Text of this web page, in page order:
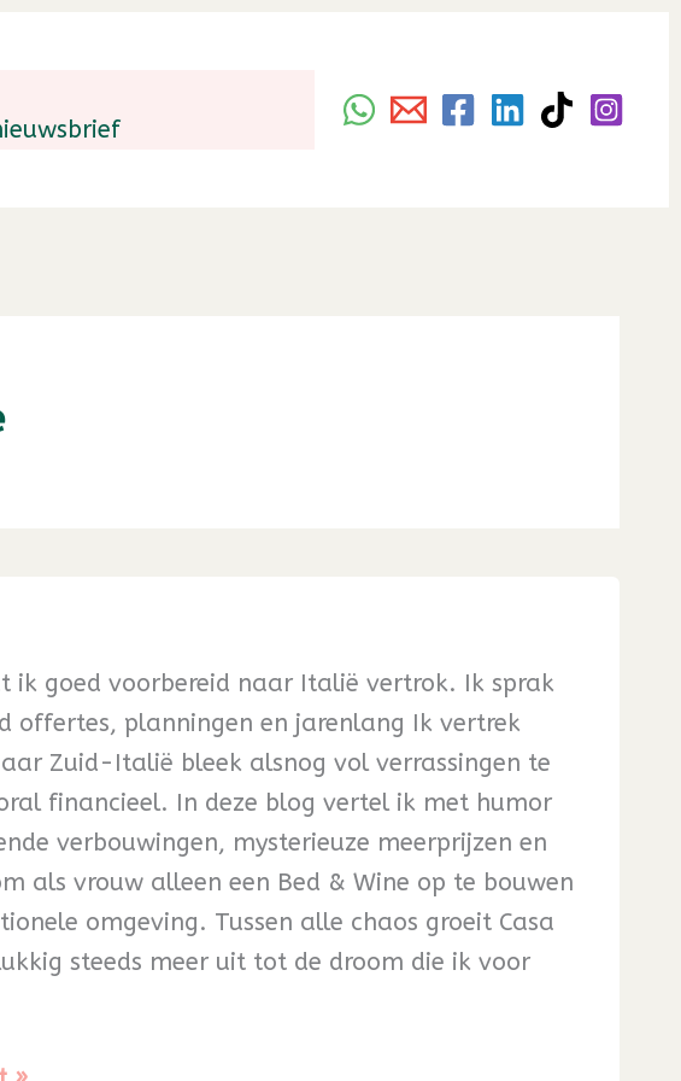
ik goed voorbereid naar Italië vertrok. Ik sprak
offertes, planningen en jarenlang Ik vertrek
Zuid-Italië bleek alsnog vol verrassingen te
financieel. In deze blog vertel ik met humor
verbouwingen, mysterieuze meerprijzen en
als vrouw alleen een Bed & Wine op te bouwen
omgeving. Tussen alle chaos groeit Casa
steeds meer uit tot de droom die ik voor